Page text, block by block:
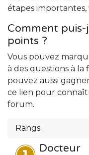
étapes importantes,
Comment
points ?
Vous pouvez
à des questions à la
pouvez aussi
ce lien pour
forum.
Rangs
Docteur